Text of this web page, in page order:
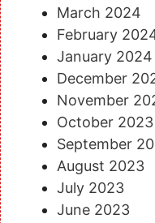
March 2024
February
January 2024
December
November
October 2023
September
August 2023
July 2023
June 2023